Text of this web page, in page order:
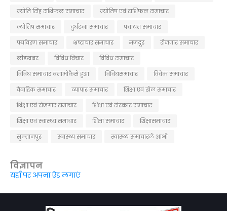
ज्योति सिंह राशिफल समाचार
ज्योतिष एवं राशिफल समाचार
ज्योतिष समाचार
दुर्घटना समाचार
पंचायत समाचार
पर्यावरण समाचार
भ्रष्टाचार समाचार मजदूर
रोजगार समाचार
लीडखबर
विविध विचार
विविध समाचार
विविध समाचार बताओकैसे हुआ
विविधसमाचार
विवेक समाचार
वैवाहिक समाचार
व्यापार समाचार
शिक्षा एवं खेल समाचार
शिक्षा एवं रोजगार समाचार
शिक्षा एवं संस्कार समाचार
शिक्षा एवं स्वास्थ्य समाचार
शिक्षा समाचार
शिक्षासमाचार
सुल्तानपुर
स्वास्थ्य समाचार स्वास्थ्य समाचारले आओ
विज्ञापन
यहाँ पर अपना ऐड लगाएं